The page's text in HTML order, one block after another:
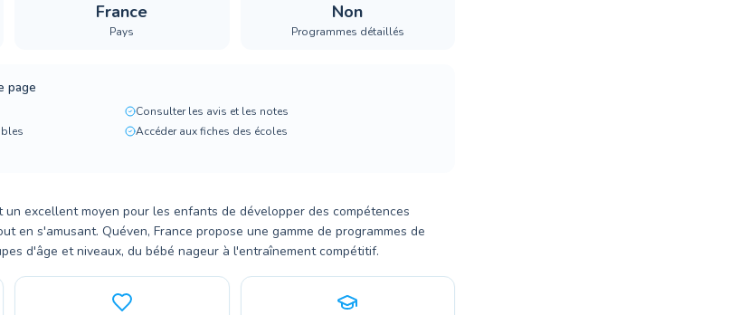
France
Pays
Non
Programmes détaillés
page
Consulter les avis et les notes
Accéder aux fiches des écoles
excellent moyen pour les enfants de développer des compétences
en s'amusant. Quéven, France propose une gamme de programmes de
d'âge et niveaux, du bébé nageur à l'entraînement compétitif.